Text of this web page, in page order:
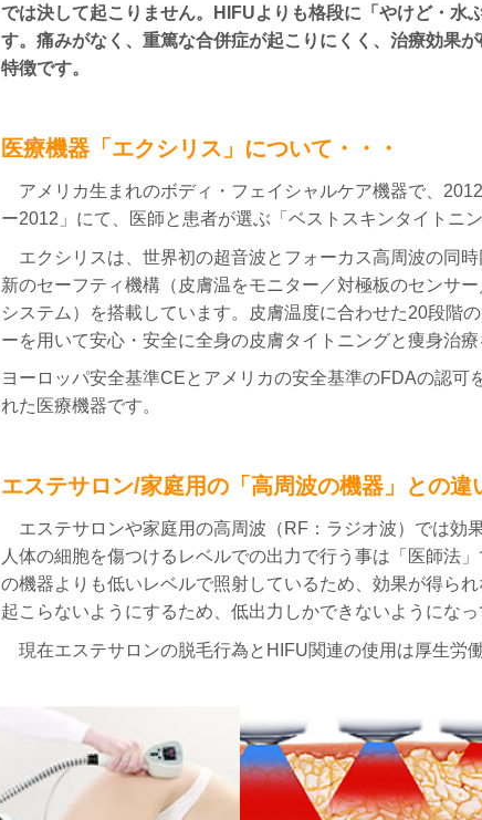
では決して起こりません。HIFUよりも格段に「やけど・水
す。 痛みがなく、重篤な合併症が起こりにくく、 治療効果
特徴です。
医療機器「エクシリス」について・・・
アメリカ生まれのボディ・フェイシャルケア機器で、
ー2012」にて、医師と患者が選ぶ「ベストスキンタイトニ
エクシリスは、世界初の超音波とフォーカス高周波の同
新のセーフティ機構（皮膚温をモニター／対極板のセンサ
システム）を搭載しています。皮膚温度に合わせた20段階
ーを用いて安心・安全に全身の皮膚タイトニングと痩身治療
ヨーロッパ安全基準CEとアメリカの安全基準のFDAの認可
れた医療機器です。
エステサロン/家庭用の「高周波の機器」との違
エステサロンや家庭用の高周波（RF：ラジオ波）では効果
人体の細胞を傷つけるレベルでの出力で行う事は 「医師法
の機器よりも低いレベルで照射しているため、効果が得ら
起こらないようにするため、低出力しかできないようになっ
現在エステサロンの脱毛行為とHIFU関連の使用は厚生労